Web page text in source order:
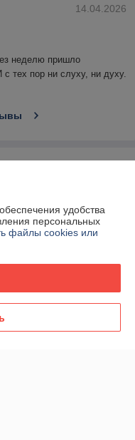
14.04.2026
неделю пришло
с тех пор ни слуху, ни духу.
удобства
персональных
файлы cookies или